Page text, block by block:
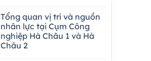
Tổng quan vị trí và nguồn
nhân lực tại Cụm Công
nghiệp Hà Châu 1 và Hà
Châu 2